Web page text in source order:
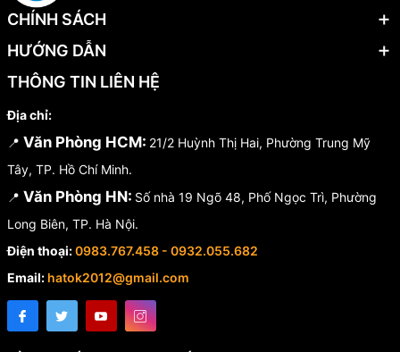
CHÍNH SÁCH
HƯỚNG DẪN
THÔNG TIN LIÊN HỆ
Địa chỉ:
📍 Văn Phòng HCM: 21/2 Huỳnh Thị Hai, Phường Trung Mỹ
Tây, TP. Hồ Chí Minh.
📍 Văn Phòng HN: Số nhà 19 Ngõ 48, Phố Ngọc Trì, Phường
Long Biên, TP. Hà Nội.
Điện thoại:0983.767.458 - 0932.055.682
Email: hatok2012@gmail.com